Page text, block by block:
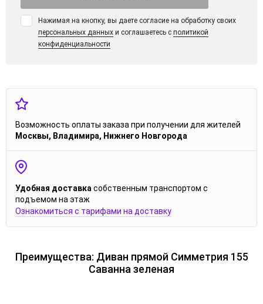
Нажимая на кнопку, вы даете согласие на обработку своих
персональных данных и соглашаетесь с политикой
конфиденциальности
Возможность оплаты заказа при получении для жителей
Москвы, Владимира, Нижнего Новгорода
Удобная доставка собственным транспортом с
подъемом на этаж
Ознакомиться с тарифами на доставку
Преимущества: Диван прямой Симметрия 155
Саванна зеленая